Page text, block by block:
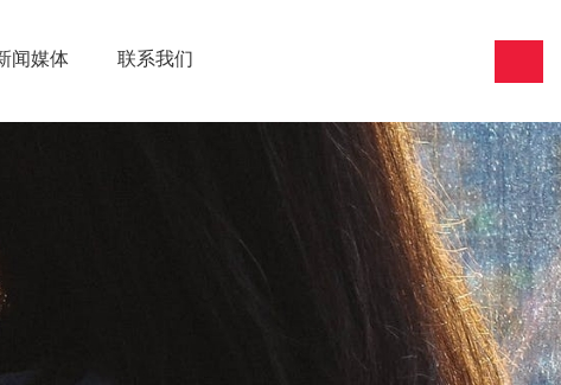
闻媒体 联系我们